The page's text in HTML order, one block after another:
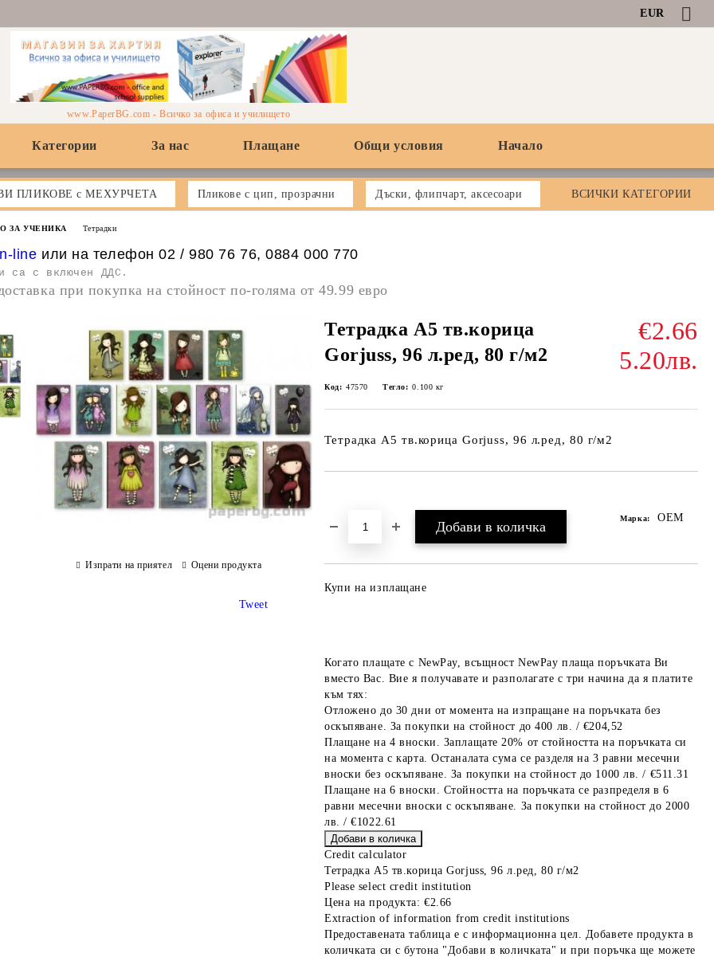
EUR
www.PaperBG.com - Всичко за офиса и училището
Категории За нас Плащане Общи условия Начало
ПЛИКОВЕ с МЕХУРЧЕТА Пликове с цип, прозрачни Дъски, флипчарт, аксесоари ВСИЧКИ КАТЕГОРИИ
ЗА УЧЕНИКА Тетрадки
line или на телефон 02 / 980 76 76, 0884 000 770
са с включен ДДС.
при покупка на стойност по-голяма от 49.99 евро
Тетрадка А5 тв.корица
Gorjuss, 96 л.ред, 80 г/м2
€2.66
5.20лв.
Код: 47570 Тегло: 0.100 кг
Тетрадка А5 тв.корица Gorjuss, 96 л.ред, 80 г/м2
Марка: OEM
Купи на изплащане
Когато плащате с NewPay, всъщност NewPay плаща поръчката Ви
вместо Вас. Вие я получавате и разполагате с три начина да я платите
към тях:
Отложено до 30 дни от момента на изпращане на поръчката без
оскъпяване. За покупки на стойност до 400 лв. / €204,52
Плащане на 4 вноски. Заплащате 20% от стойността на поръчката си
на момента с карта. Останалата сума се разделя на 3 равни месечни
вноски без оскъпяване. За покупки на стойност до 1000 лв. / €511.31
Плащане на 6 вноски. Стойността на поръчката се разпределя в 6
равни месечни вноски с оскъпяване. За покупки на стойност до 2000
лв. / €1022.61
Credit calculator
Тетрадка А5 тв.корица Gorjuss, 96 л.ред, 80 г/м2
Please select credit institution
Цена на продукта: €2.66
Extraction of information from credit institutions
Предоставената таблица е с информационна цел. Добавете продукта в
количката си с бутона "Добави в количката" и при поръчка ще можете
Изпрати на приятел Оцени продукта
Tweet